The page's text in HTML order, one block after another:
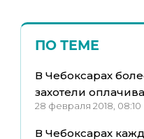
ПО ТЕМЕ
В Чебоксарах
захотели
28 февраля 2018, 08:10
В Чебоксарах